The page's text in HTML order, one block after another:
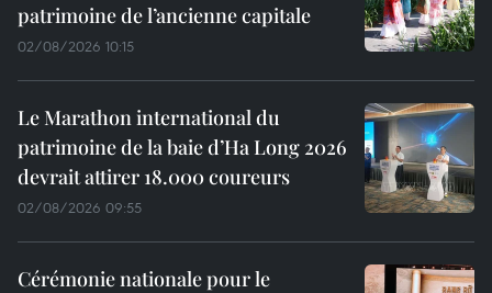
patrimoine de l’ancienne capitale
02/08/2026 10:15
Le Marathon international du
patrimoine de la baie d’Ha Long 2026
devrait attirer 18.000 coureurs
02/08/2026 09:55
Cérémonie nationale pour le